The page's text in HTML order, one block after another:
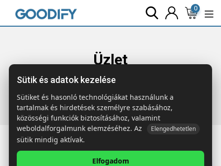
0
Üzlet
Főoldal Termékek Étkezés & Ivás
dugóhúzó
Étkezés & Ivás
Sütik és adatok kezelése
Sütiket és hasonló technológiákat használunk a
tartalmak és hirdetések személyre szabásához,
közösségi funkciók biztosításához, valamint
weboldalforgalmunk elemzéséhez. Az
Elengedhetetlen
sütik mindig aktívak.
Elfogadom